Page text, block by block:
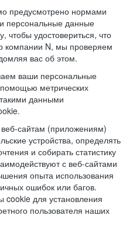
предусмотрено нормами
персональные данные
чтобы удостовериться, что
компании N, мы проверяем
вас об этом.
ваши персональные
метрических
данными
сайтам (приложениям)
устройства, определять
и собирать статистику
с веб-сайтами
опыта использования
ошибок или багов.
для установления
пользователя наших